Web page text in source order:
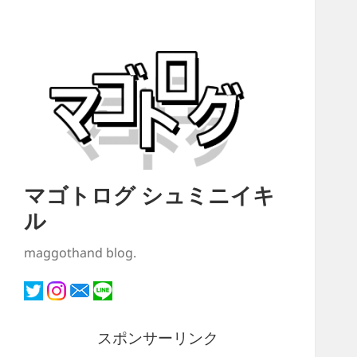
マゴトログ シュミニイキ
ル
maggothand blog.
スポンサーリンク